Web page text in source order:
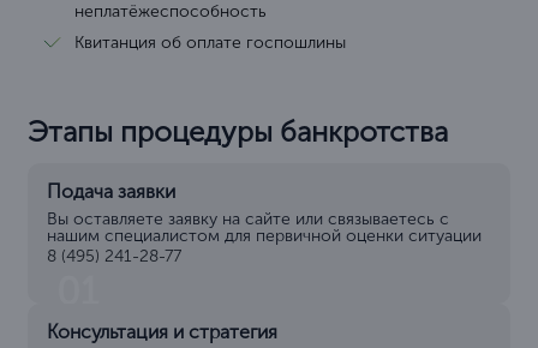
неплатёжеспособность
Квитанция об оплате госпошлины
Этапы процедуры банкротства
Подача заявки
Вы оставляете заявку на сайте или связываетесь с
нашим специалистом для первичной оценки ситуации
8 (495) 241-28-77
Консультация и стратегия